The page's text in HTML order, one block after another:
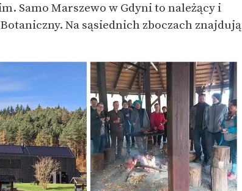
Samo Marszewo w Gdyni to należący i
Na sąsiednich zboczach znajdują